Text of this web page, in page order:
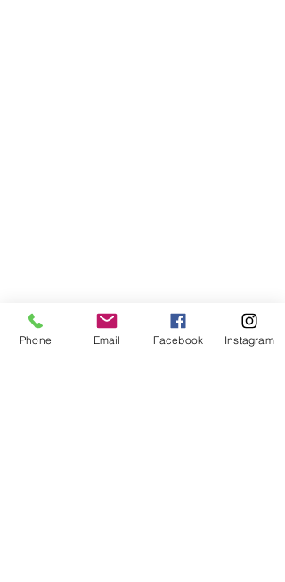
Phone Email Facebook Instagram